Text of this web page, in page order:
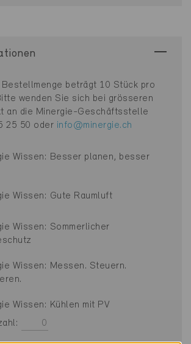
Bestellmenge beträgt 10 Stück pro
wenden Sie sich bei grösseren
an die Minergie-Geschäftsstelle
25 50 oder info@minergie.ch
Wissen: Besser planen, besser
Wissen: Gute Raumluft
Wissen: Sommerlicher
Wissen: Messen. Steuern.
Wissen: Kühlen mit PV